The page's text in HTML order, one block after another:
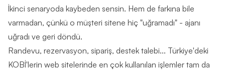
İkinci senaryoda kaybeden sensin. Hem de farkına bile
varmadan, çünkü o müşteri sitene hiç "uğramadı" - ajanı
uğradı ve geri döndü.
Randevu, rezervasyon, sipariş, destek talebi... Türkiye'deki
KOBİ'lerin web sitelerinde en çok kullanılan işlemler tam da